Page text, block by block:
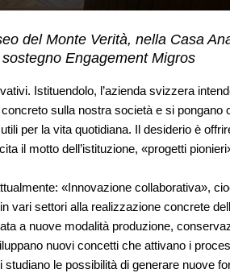
del Monte Verità, nella Casa
Engagement Migros
Istituendolo, l’azienda svizzera
sulla nostra società e si pongano
per la vita quotidiana. Il desiderio è
il motto dell’istituzione, «progetti
«Innovazione collaborativa»,
vari settori alla realizzazione concrete
a nuove modalità produzione,
nuovi concetti che attivano i
le possibilità di generare nuove